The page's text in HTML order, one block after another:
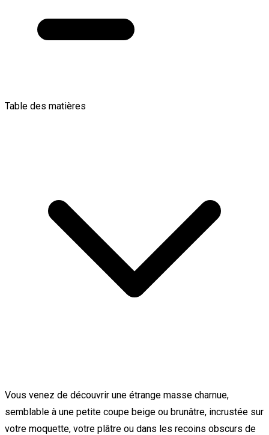
Table des matières
Vous venez de découvrir une étrange masse charnue,
semblable à une petite coupe beige ou brunâtre, incrustée sur
votre moquette, votre plâtre ou dans les recoins obscurs de